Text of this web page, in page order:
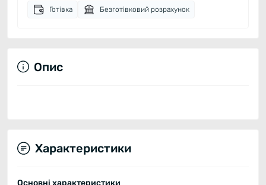
Готівка Безготівковий розрахунок
Опис
Характеристики
Основні характеристики